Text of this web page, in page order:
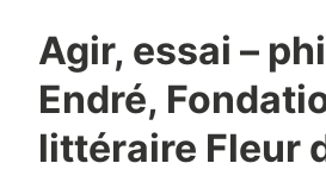
Agir, essai –
Endré,
littéraire Fleur